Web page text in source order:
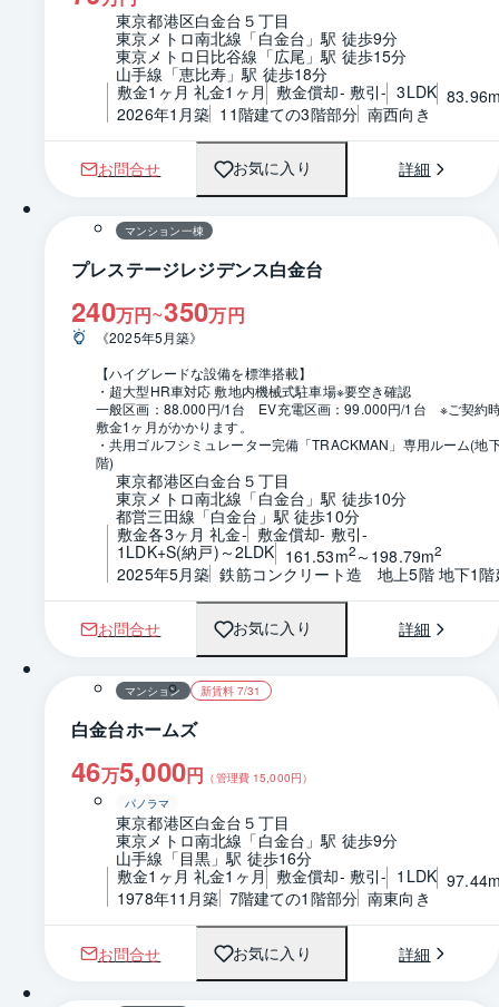
東京都港区白金台５丁目
東京メトロ南北線「白金台」駅 徒歩9分
東京メトロ日比谷線「広尾」駅 徒歩15分
山手線「恵比寿」駅 徒歩18分
敷金1ヶ月 礼金1ヶ月 敷金償却- 敷引- 3LDK
2026年1月築 11階建ての3階部分 南西向き
お問合せ お気に入り 詳細
1 / 0
マンション一棟
プレステージレジデンス白金台
240万円~350万円
《2025年5月築》
【ハイグレードな設備を標準搭載】
・超大型HR車対応 敷地内機械式駐車場※要空き確認
一般区画：88.000円/1台　EV充電区画：99.000円/1台　※ご契約
敷金1ヶ月がかかります。
・共用ゴルフシミュレーター完備「TRACKMAN」専用ルーム(地
階)
東京都港区白金台５丁目
東京メトロ南北線「白金台」駅 徒歩10分
都営三田線「白金台」駅 徒歩10分
敷金各3ヶ月 礼金- 敷金償却- 敷引-
1LDK+S(納戸)～2LDK 161.53m2～198.79m2
2025年5月築 鉄筋コンクリート造　地上5階 地下1階
お問合せ お気に入り 詳細
1 / 0 間取り
マンション 新賃料 7/31
白金台ホームズ
46万5,000円 （管理費 15,000円）
パノラマ
東京都港区白金台５丁目
東京メトロ南北線「白金台」駅 徒歩9分
山手線「目黒」駅 徒歩16分
敷金1ヶ月 礼金1ヶ月 敷金償却- 敷引- 1LDK
1978年11月築 7階建ての1階部分 南東向き
お問合せ お気に入り 詳細
1 / 0 間取り